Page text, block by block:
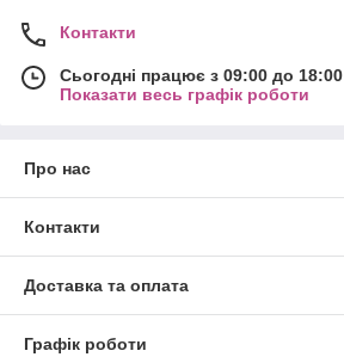
Контакти
Сьогодні працює з 09:00 до 18:00
Показати весь графік роботи
Про нас
Контакти
Доставка та оплата
Графік роботи